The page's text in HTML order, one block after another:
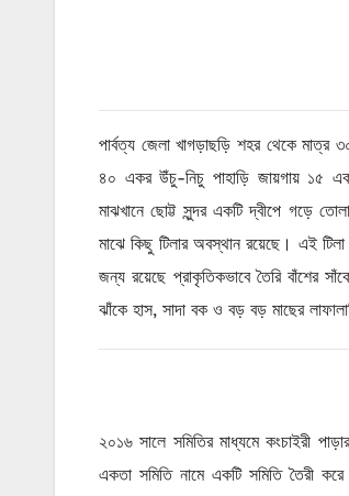
পার্বত্য জেলা খাগড়াছড়ি শহর থেকে মাত্র
৪০ একর উঁচু-নিচু পাহাড়ি জায়গায় ১৫
মাঝখানে ছোট্ট সুন্দর একটি দ্বীপে গড়ে
মাঝে কিছু টিলার অবস্থান রয়েছে। এই
জন্য রয়েছে প্রাকৃতিকভাবে তৈরি বাঁশের
ঝাঁকে হাস, সাদা বক ও বড় বড় মাছের
২০১৬ সালে সমিতির মাধ্যমে কংচাইরী
একতা সমিতি নামে একটি সমিতি তৈরী